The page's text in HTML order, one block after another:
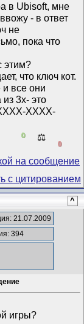
в Ubisoft, мне
- в ответ
не
пока что
этим?
что ключ кот.
и все они
3х- это
XXXX-
0 ⚖️
0
^
21.07.2009
394
игры?